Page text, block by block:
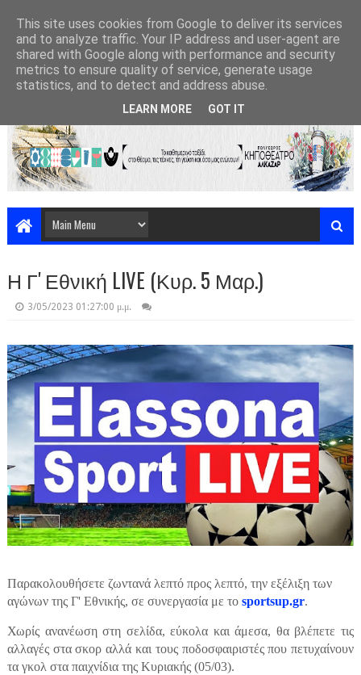
Η Γ' Εθνική LIVE (Κυρ. 5 Μαρ.)
3/05/2023 01:27:00 μ.μ.
Παρακολουθήσετε ζωντανά λεπτό προς λεπτό, την εξέλιξη των
αγώνων της Γ' Εθνικής, σε συνεργασία με το sportsup.gr.
Χωρίς ανανέωση στη σελίδα, εύκολα και άμεσα, θα βλέπετε τις
αλλαγές στα σκορ αλλά και τους ποδοσφαιριστές που πετυχαίνουν
τα γκολ στα παιχνίδια της Κυριακής (05/03).
This site uses cookies from Google to deliver its services
and to analyze traffic. Your IP address and user-agent are
shared with Google along with performance and security
metrics to ensure quality of service, generate usage
statistics, and to detect and address abuse.
LEARN MORE GOT IT